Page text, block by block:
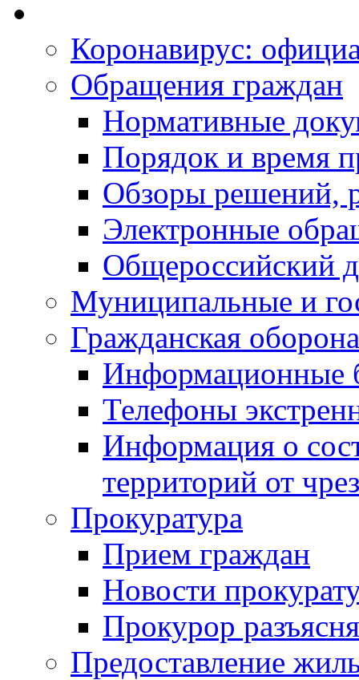
Коронавирус:
Обращения граждан
Нормативные
Порядок и время
Обзоры решений,
Электронные
Общероссийский
Муниципальные и
Гражданская
Информационные
Телефоны
Информация о
территорий от
Прокуратура
Прием граждан
Новости
Прокурор
Предоставление